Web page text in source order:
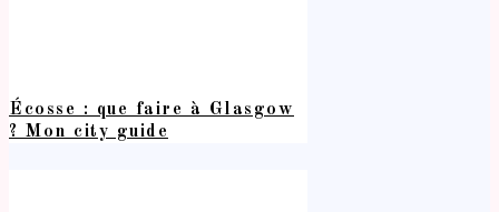
Écosse : que faire à Glasgow
? Mon city guide